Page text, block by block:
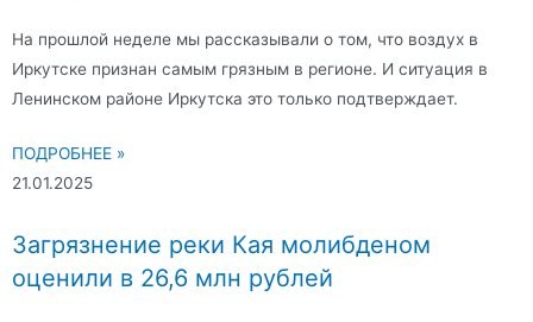
На прошлой неделе мы рассказывали о том, что воздух в
Иркутске признан самым грязным в регионе. И ситуация в
Ленинском районе Иркутска это только подтверждает.
ПОДРОБНЕЕ »
21.01.2025
Загрязнение реки Кая молибденом
оценили в 26,6 млн рублей